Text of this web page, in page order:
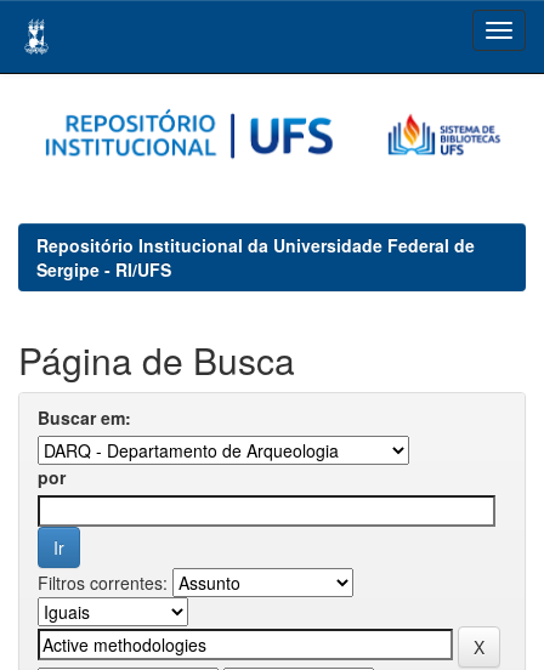
navigation
Repositório Institucional da Universidade Federal de
Sergipe - RI/UFS
Página de Busca
Buscar em:
por
Filtros correntes: